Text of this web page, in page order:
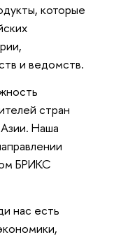
которые
и ведомств.
стран
Наша
БРИКС
нас есть